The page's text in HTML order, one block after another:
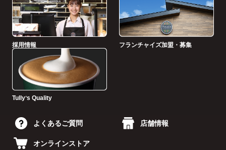
採用情報 フランチャイズ加盟・募集
Tullyʼs Quality
よくあるご質問 店舗情報
オンラインストア